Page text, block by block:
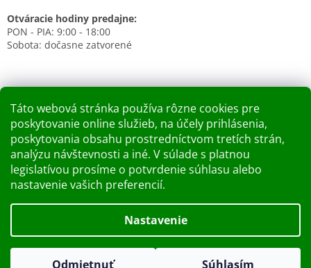
Táto webová stránka používa rôzne cookies pre
poskytovanie online služieb, na účely prihlásenia,
poskytovania obsahu prostredníctvom tretích strán,
analýzu návštevnosti a iné. V súlade s platnou
legislatívou prosíme o potvrdenie súhlasu alebo
nastavenie vašich preferencií.
Nastavenie
Odmietnuť Súhlasím
Dobry deň Chceme Vás informovať, že predajňa bude zatvorená
v piatok 7.8.2026. Ďakujeme za pochopenie S pozdravom
Otváracie hodiny predajne:
PON - PIA: 9:00 - 18:00
Sobota: dočasne zatvorené
Nákupný košík
0KS / 0 €
Kupelnashop.sk